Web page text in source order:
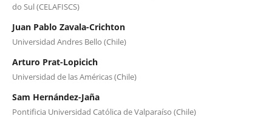
do Sul (CELAFISCS)
Juan Pablo Zavala-Crichton
Universidad Andres Bello (Chile)
Arturo Prat-Lopicich
Universidad de las Américas (Chile)
Sam Hernández-Jaña
Pontificia Universidad Católica de Valparaíso (Chile)